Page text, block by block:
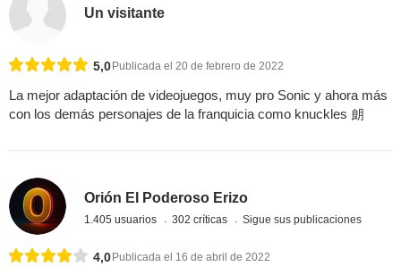
Un visitante
5,0Publicada el 20 de febrero de 2022
La mejor adaptación de videojuegos, muy pro Sonic y ahora más
con los demás personajes de la franquicia como knuckles 朗
Orión El Poderoso Erizo
1.405 usuarios 302 críticas Sigue sus publicaciones
4,0 Publicada el 16 de abril de 2022